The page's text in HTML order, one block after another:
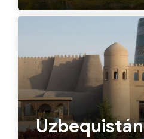
Uzbequistán